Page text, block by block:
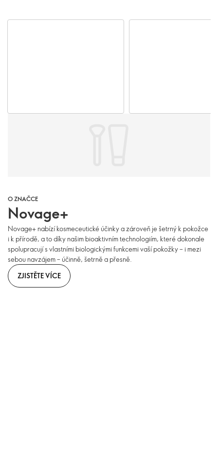
O ZNAČCE
Novage+
Novage+ nabízí kosmeceutické účinky a zároveň je šetrný k pokožce
i k přírodě, a to díky našim bioaktivním technologiím, které dokonale
spolupracují s vlastními biologickými funkcemi vaší pokožky – i mezi
sebou navzájem – účinně, šetrně a přesně.
ZJISTĚTE VÍCE